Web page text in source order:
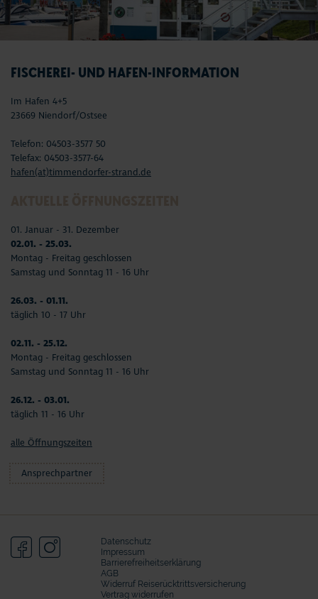
FISCHEREI- UND HAFEN-INFORMATION
Im Hafen 4+5
23669 Niendorf/Ostsee
Telefon: 04503-3577 50
Telefax: 04503-3577-64
hafen(at)timmendorfer-strand.de
01. Januar - 31. Dezember
02.01. - 25.03.
Montag - Freitag geschlossen
Samstag und Sonntag 11 - 16 Uhr
26.03. - 01.11.
täglich 10 - 17 Uhr
02.11. - 25.12.
Montag - Freitag geschlossen
Samstag und Sonntag 11 - 16 Uhr
26.12. - 03.01.
täglich 11 - 16 Uhr
alle Öffnungszeiten
Ansprechpartner
Datenschutz
Impressum
Barrierefreiheitserklärung
AGB
Widerruf Reiserücktrittsversicherung
Vertrag widerrufen